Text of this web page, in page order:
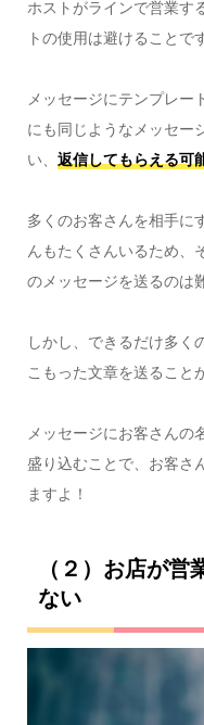
ホストがラインで営業す
トの使用は避けることです
メッセージにテンプレー
にも同じようなメッセー
い、 返信してもらえる可
多くのお客さんを相手に
んもたくさんいるため、
のメッセージを送るのは
しかし、できるだけ多く
こもった文章を送ること
メッセージにお客さんの
盛り込むことで、お客さ
ますよ！
（２）お店が
ない